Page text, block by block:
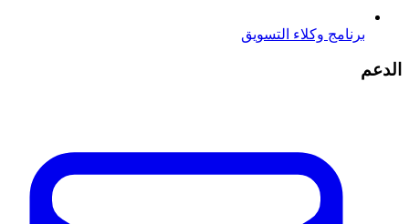
برنامج وكلاء التسويق
الدعم